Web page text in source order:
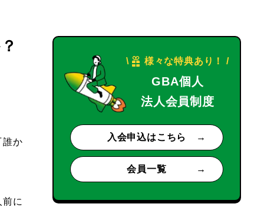
誰か
に
\ 様々な特典あり！ /
GBA個人
法人会員制度
入会申込はこちら
会員一覧